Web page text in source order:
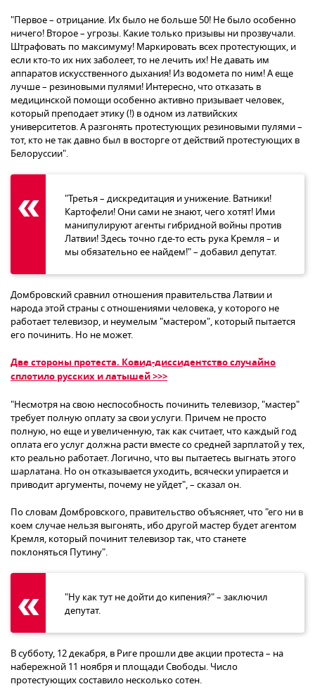
"Первое – отрицание. Их было не больше 50! Не было особенно
ничего! Второе – угрозы. Какие только призывы ни прозвучали.
Штрафовать по максимуму! Маркировать всех протестующих, и
если кто-то их них заболеет, то не лечить их! Не давать им
аппаратов искусственного дыхания! Из водомета по ним! А еще
лучше – резиновыми пулями! Интересно, что отказать в
медицинской помощи особенно активно призывает человек,
который преподает этику (!) в одном из латвийских
университетов. А разгонять протестующих резиновыми пулями –
тот, кто не так давно был в восторге от действий протестующих в
Белоруссии".
"Третья – дискредитация и унижение. Ватники!
Картофели! Они сами не знают, чего хотят! Ими
манипулируют агенты гибридной войны против
Латвии! Здесь точно где-то есть рука Кремля – и
мы обязательно ее найдем!" – добавил депутат.
Домбровский сравнил отношения правительства Латвии и
народа этой страны с отношениями человека, у которого не
работает телевизор, и неумелым "мастером", который пытается
его починить. Но не может.
Две стороны протеста. Ковид-диссидентство случайно
сплотило русских и латышей >>>
"Несмотря на свою неспособность починить телевизор, "мастер"
требует полную оплату за свои услуги. Причем не просто
полную, но еще и увеличенную, так как считает, что каждый год
оплата его услуг должна расти вместе со средней зарплатой у тех,
кто реально работает. Логично, что вы пытаетесь выгнать этого
шарлатана. Но он отказывается уходить, всячески упирается и
приводит аргументы, почему не уйдет", – сказал он.
По словам Домбровского, правительство объясняет, что "его ни в
коем случае нельзя выгонять, ибо другой мастер будет агентом
Кремля, который починит телевизор так, что станете
поклоняться Путину".
"Ну как тут не дойти до кипения?" – заключил
депутат.
В субботу, 12 декабря, в Риге прошли две акции протеста – на
набережной 11 ноября и площади Свободы. Число
протестующих составило несколько сотен.